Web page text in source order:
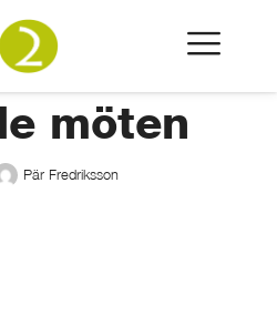
/
möten
Pär Fredriksson